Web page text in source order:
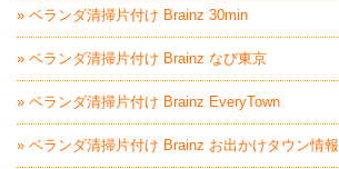
» ベランダ清掃片付け Brainz 30min
» ベランダ清掃片付け Brainz なび東京
» ベランダ清掃片付け Brainz EveryTown
» ベランダ清掃片付け Brainz お出かけタウン情報